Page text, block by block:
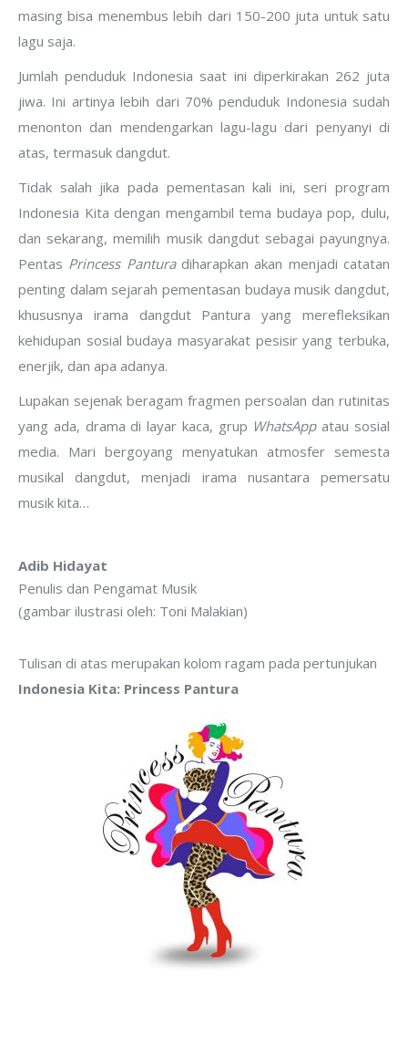
masing bisa menembus lebih dari 150-200 juta untuk satu
lagu saja.
Jumlah penduduk Indonesia saat ini diperkirakan 262 juta
jiwa. Ini artinya lebih dari 70% penduduk Indonesia sudah
menonton dan mendengarkan lagu-lagu dari penyanyi di
atas, termasuk dangdut.
Tidak salah jika pada pementasan kali ini, seri program
Indonesia Kita dengan mengambil tema budaya pop, dulu,
dan sekarang, memilih musik dangdut sebagai payungnya.
Pentas Princess Panturadiharapkan akan menjadi catatan
penting dalam sejarah pementasan budaya musik dangdut,
khususnya irama dangdut Pantura yang merefleksikan
kehidupan sosial budaya masyarakat pesisir yang terbuka,
enerjik, dan apa adanya.
Lupakan sejenak beragam fragmen persoalan dan rutinitas
yang ada, drama di layar kaca, grup WhatsAppatau sosial
media. Mari bergoyang menyatukan atmosfer semesta
musikal dangdut, menjadi irama nusantara pemersatu
musik kita…
Adib Hidayat
Penulis dan Pengamat Musik
(gambar ilustrasi oleh: Toni Malakian)
Tulisan di atas merupakan kolom ragam pada pertunjukan
Indonesia Kita: Princess Pantura